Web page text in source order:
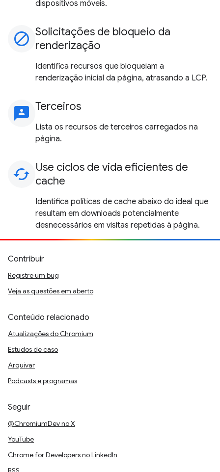
dispositivos móveis.
block Solicitações de bloqueio da
renderização
Identifica recursos que bloqueiam a
renderização inicial da página, atrasando a LCP.
3p Terceiros
Lista os recursos de terceiros carregados na
página.
cached Use ciclos de vida eficientes de
cache
Identifica políticas de cache abaixo do ideal que
resultam em downloads potencialmente
desnecessários em visitas repetidas à página.
Contribuir
Registre um bug
Veja as questões em aberto
Conteúdo relacionado
Atualizações do Chromium
Estudos de caso
Arquivar
Podcasts e programas
Seguir
@ChromiumDev no X
YouTube
Chrome for Developers no LinkedIn